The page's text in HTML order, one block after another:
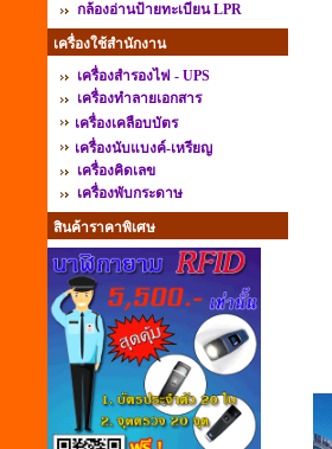
กล้องอ่านป้ายทะเบียน LPR
เครื่องใช้สำนักงาน
เครื่องสำรองไฟ - UPS
เครื่องทำลายเอกสาร
เครื่องเคลือบบัตร
เครื่องนับแบงค์-เหรียญ
เครื่องคิดเลข
เครื่องพับกระดาษ
สินค้าราคาพิเศษ